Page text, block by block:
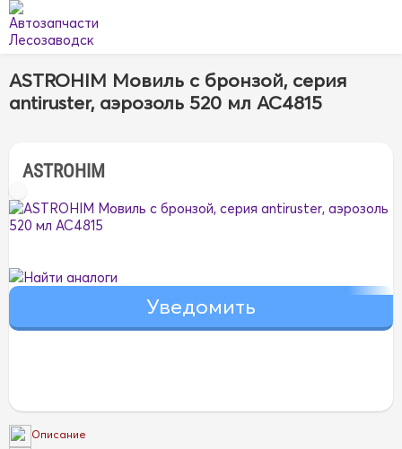
ASTROHIM Мовиль с бронзой, серия
antiruster, аэрозоль 520 мл AC4815
ASTROHIM
Найти аналоги
Описание